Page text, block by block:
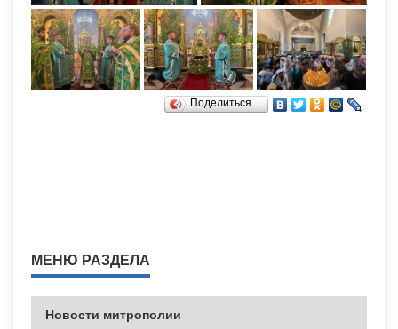
Поделиться…
МЕНЮ РАЗДЕЛА
Новости митрополии